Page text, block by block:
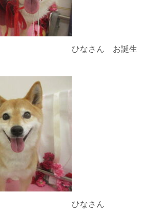
ひなさん お誕生
ひなさん